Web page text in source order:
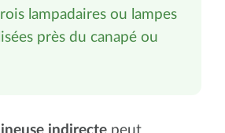
lampadaires ou lampes
près du canapé ou